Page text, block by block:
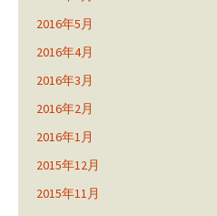
2016年5月
2016年4月
2016年3月
2016年2月
2016年1月
2015年12月
2015年11月